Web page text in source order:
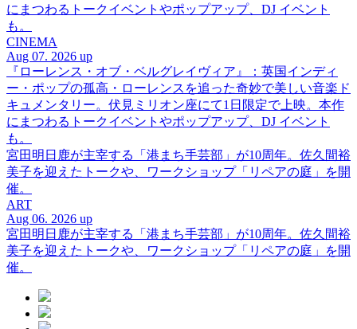
にまつわるトークイベントやポップアップ、DJ イベント
も。
CINEMA
Aug 07. 2026 up
『ローレンス・オブ・ベルグレイヴィア』：英国インディ
ー・ポップの孤高・ローレンスを追った奇妙で美しい音楽ド
キュメンタリー。伏見ミリオン座にて1日限定で上映。本作
にまつわるトークイベントやポップアップ、DJ イベント
も。
宮田明日鹿が主宰する「港まち手芸部」が10周年。佐久間裕
美子を迎えたトークや、ワークショップ「リペアの庭」を開
催。
ART
Aug 06. 2026 up
宮田明日鹿が主宰する「港まち手芸部」が10周年。佐久間裕
美子を迎えたトークや、ワークショップ「リペアの庭」を開
催。